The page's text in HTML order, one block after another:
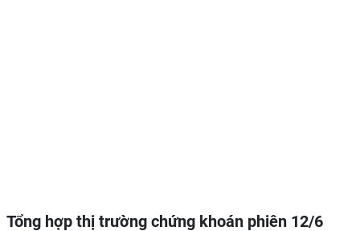
Tổng hợp thị trường chứng khoán phiên 12/6